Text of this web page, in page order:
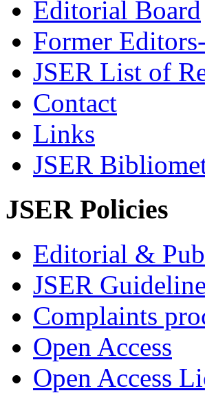
Editorial Board
Former
JSER List of
Contact
Links
JSER
JSER Policies
Editorial &
JSER
Complaints
Open Access
Open Access